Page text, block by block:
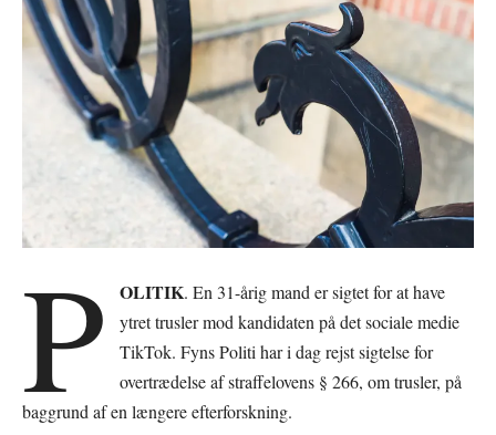
P OLITIK. En 31-årig mand er sigtet for at have
ytret trusler mod kandidaten på det sociale medie
TikTok. Fyns Politi har i dag rejst sigtelse for
overtrædelse af straffelovens § 266, om trusler, på
baggrund af en længere efterforskning.